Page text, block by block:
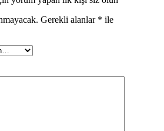
Gerekli alanlar * ile